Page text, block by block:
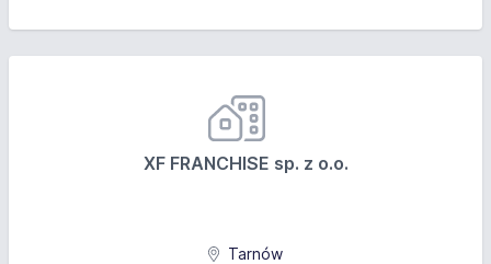
XF FRANCHISE sp. z o.o.
Tarnów